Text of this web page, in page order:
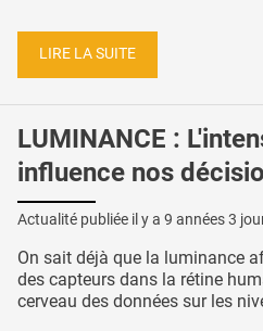
LIRE LA SUITE
LUMINANCE :
influence nos
Actualité publiée il y a 9 années 3
On sait déjà que la luminance
des capteurs dans la rétine
cerveau des données sur les